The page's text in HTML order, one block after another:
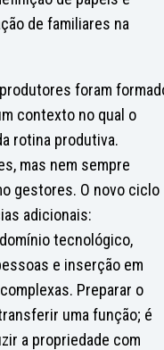
de familiares na
foram
contexto no qual o
rotina produtiva.
mas nem sempre
gestores. O novo ciclo
adicionais:
tecnológico,
e inserção em
Preparar o
uma função; é
a propriedade com